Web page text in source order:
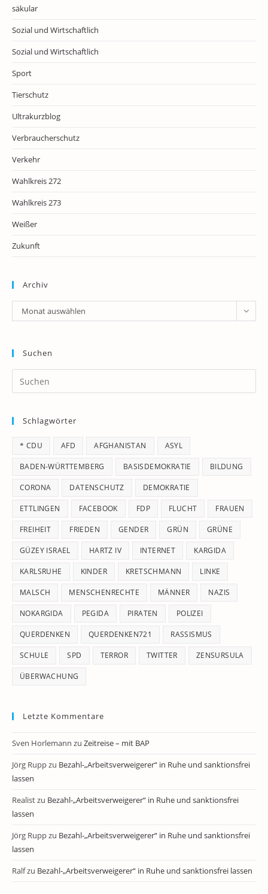
säkular
Sozial und Wirtschaftlich
Sozial und Wirtschaftlich
Sport
Tierschutz
Ultrakurzblog
Verbraucherschutz
Verkehr
Wahlkreis 272
Wahlkreis 273
Weißer
Zukunft
Archiv
Archiv
Monat auswählen
Suchen
Schlagwörter
* CDU AFD AFGHANISTAN ASYL
BADEN-WÜRTTEMBERG BASISDEMOKRATIE BILDUNG
CORONA DATENSCHUTZ DEMOKRATIE
ETTLINGEN FACEBOOK FDP FLUCHT FRAUEN
FREIHEIT FRIEDEN GENDER GRÜN GRÜNE
GÜZEY ISRAEL HARTZ IV INTERNET KARGIDA
KARLSRUHE KINDER KRETSCHMANN LINKE
MALSCH MENSCHENRECHTE MÄNNER NAZIS
NOKARGIDA PEGIDA PIRATEN POLIZEI
QUERDENKEN QUERDENKEN721 RASSISMUS
SCHULE SPD TERROR TWITTER ZENSURSULA
ÜBERWACHUNG
Letzte Kommentare
Sven Horlemann zu Zeitreise – mit BAP
Jörg Ruppzu Bezahl-„Arbeitsverweigerer“ in Ruhe und sanktionsfrei
lassen
Realistzu Bezahl-„Arbeitsverweigerer“ in Ruhe und sanktionsfrei
lassen
Jörg Ruppzu Bezahl-„Arbeitsverweigerer“ in Ruhe und sanktionsfrei
lassen
Ralfzu Bezahl-„Arbeitsverweigerer“ in Ruhe und sanktionsfrei lassen